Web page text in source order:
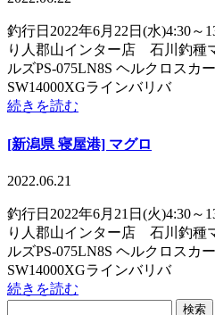
釣行日2022年6月22日(水)4:30
り人郡山インター店 石川釣種
ルズPS-075LN8S ヘルクロスカ
SW14000XGラインバリバ
続きを読む
[新潟県 寝屋港] マグロ
2022.06.21
釣行日2022年6月21日(火)4:30
り人郡山インター店 石川釣種
ルズPS-075LN8S ヘルクロスカ
SW14000XGラインバリバ
続きを読む